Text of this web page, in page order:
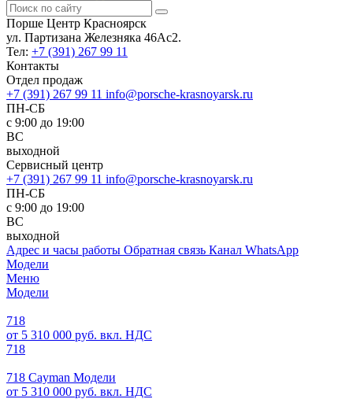
Порше Центр Красноярск
ул. Партизана Железняка 46Ас2.
Тел: +7 (391) 267 99 11
Контакты
Отдел продаж
+7 (391) 267 99 11 info@porsche-krasnoyarsk.ru
ПН-СБ
c 9:00 до 19:00
ВС
выходной
Сервисный центр
+7 (391) 267 99 11 info@porsche-krasnoyarsk.ru
ПН-СБ
с 9:00 до 19:00
ВС
выходной
Адрес и часы работы Обратная связь Канал WhatsApp
Модели
Меню
Модели
718
от 5 310 000 руб. вкл. НДС
718
718 Cayman Модели
от 5 310 000 руб. вкл. НДС